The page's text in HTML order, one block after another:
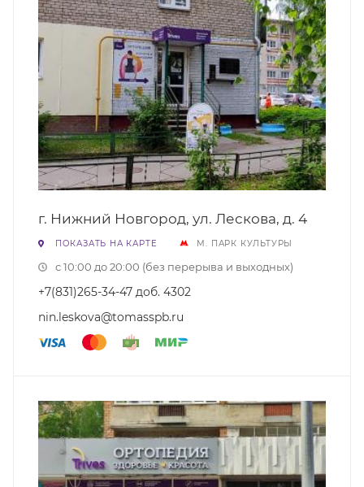
г. Нижний Новгород, ул. Лескова, д. 4
ПОКАЗАТЬ НА КАРТЕ М. ПАРК КУЛЬТУРЫ
с 10:00 до 20:00 (без перерыва и выходных)
+7(831)265-34-47 доб. 4302
nin.leskova@tomasspb.ru